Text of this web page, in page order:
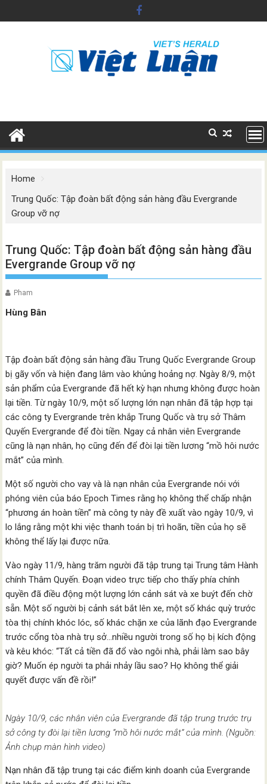
to
Home
Trung Quốc: Tập đoàn bất động sản hàng đầu Evergrande
Group vỡ nợ
Trung Quốc: Tập đoàn bất động sản hàng đầu
Evergrande Group vỡ nợ
Pham
Hùng Bân
Tập đoàn bất động sản hàng đầu Trung Quốc Evergrande Group
bị gãy vốn và hiện đang lâm vào khủng hoảng nợ. Ngày 8/9, một
sản phẩm của Evergrande đã hết kỳ hạn nhưng không được hoàn
lại tiền. Từ ngày 10/9, một số lượng lớn nạn nhân đã tập hợp tại
các công ty Evergrande trên khắp Trung Quốc và trụ sở Thâm
Quyến Evergrande để đòi tiền. Ngay cả nhân viên Evergrande
cũng là nạn nhân, họ cũng đến để đòi lại tiền lương “mồ hôi nước
mắt” của mình.
Một số người cho vay và là nạn nhân của Evergrande nói với
phóng viên của báo Epoch Times rằng họ không thể chấp nhận
“phương án hoàn tiền” mà công ty này đề xuất vào ngày 10/9, vì
lo lắng rằng một khi việc thanh toán bị trì hoãn, tiền của họ sẽ
không thể lấy lại được nữa.
Vào ngày 11/9, hàng trăm người đã tập trung tại Trung tâm Hành
chính Thâm Quyến. Đoạn video trực tiếp cho thấy phía chính
quyền đã điều động một lượng lớn cảnh sát và xe buýt đến chờ
sẵn. Một số người bị cảnh sát bắt lên xe, một số khác quỳ trước
tòa thị chính khóc lóc, số khác chặn xe của lãnh đạo Evergrande
trước cổng tòa nhà trụ sở…nhiều người trong số họ bị kích động
và kêu khóc: “Tất cả tiền đã đổ vào ngôi nhà, phải làm sao bây
giờ? Muốn ép người ta phải nhảy lầu sao? Họ không thể giải
quyết được vấn đề rồi!”
Ngày 10/9, các nhân viên của Evergrande đã tập trung trước trụ
sở công ty đòi lại tiền lương “mồ hôi nước mắt” của mình. (Nguồn:
Ảnh chụp màn hình video)
Nạn nhân đã tập trung tại các điểm kinh doanh của Evergrande